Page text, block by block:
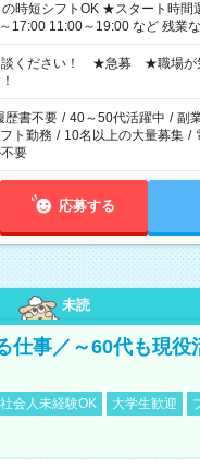
★スタート時間選べます！ 7:00
11:00～19:00 など 残業なし！ ※W
仕事と合わせ週40時間超の就
づき、週20時間以上勤務は社
※労働者派遣法（日雇い派遣の原
期間の就業はご案内が難しい
談ください！ ★急募 ★職場が
歴書不要 / 40～50代活躍中 / 副
ト勤務 / 10名以上の大量募集 /
要
応募する
未読
仕事／～60代も現役
社会人未経験OK 大学生歓迎